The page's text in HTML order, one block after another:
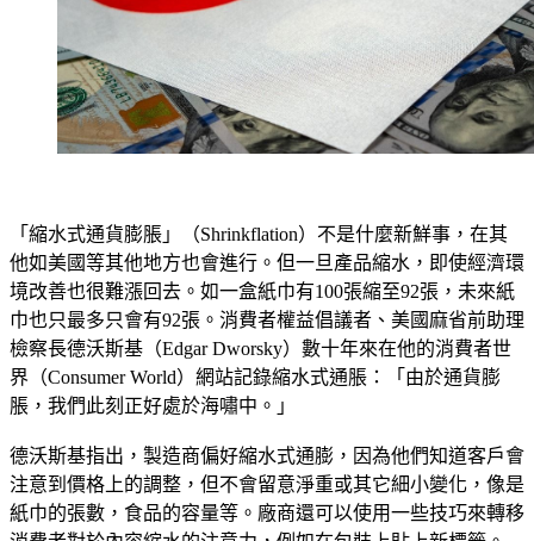
「縮水式通貨膨脹」（Shrinkflation）不是什麼新鮮事，在其
他如美國等其他地方也會進行。但一旦產品縮水，即使經濟環
境改善也很難漲回去。如一盒紙巾有100張縮至92張，未來紙
巾也只最多只會有92張。消費者權益倡議者、美國麻省前助理
檢察長德沃斯基（Edgar Dworsky）數十年來在他的消費者世
界（Consumer World）網站記錄縮水式通脹：「由於通貨膨
脹，我們此刻正好處於海嘯中。」
德沃斯基指出，製造商偏好縮水式通膨，因為他們知道客戶會
注意到價格上的調整，但不會留意淨重或其它細小變化，像是
紙巾的張數，食品的容量等。廠商還可以使用一些技巧來轉移